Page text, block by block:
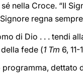
sé nella Croce. “Il
regna
di Dio . . . tendi
fede (1 Tm 6, 11-
programma, dettato